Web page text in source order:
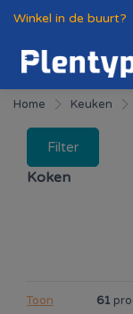
Winkel in de buurt?
Home Keuken
Filter
Koken
Toon
61